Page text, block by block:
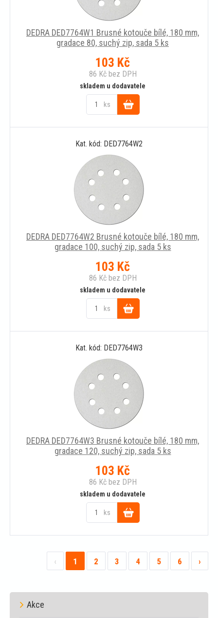
DEDRA DED7764W1 Brusné kotouče bílé, 180 mm,
gradace 80, suchý zip, sada 5 ks
103 Kč
86 Kčbez DPH
skladem u dodavatele
ks
Do
košíku
Kat. kód: DED7764W2
DEDRA DED7764W2 Brusné kotouče bílé, 180 mm,
gradace 100, suchý zip, sada 5 ks
103 Kč
86 Kčbez DPH
skladem u dodavatele
ks
Do
košíku
Kat. kód: DED7764W3
DEDRA DED7764W3 Brusné kotouče bílé, 180 mm,
gradace 120, suchý zip, sada 5 ks
103 Kč
86 Kčbez DPH
skladem u dodavatele
ks
Do
košíku
‹ 1 2 3 4 5 6 ›
Akce